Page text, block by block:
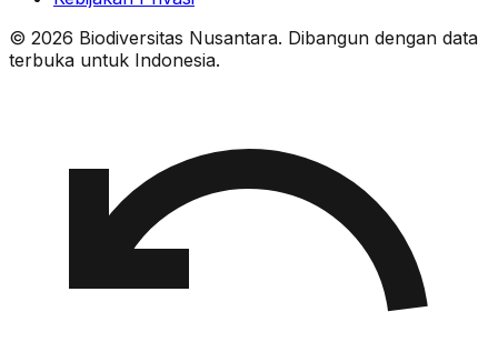
© 2026 Biodiversitas Nusantara. Dibangun dengan data
terbuka untuk Indonesia.